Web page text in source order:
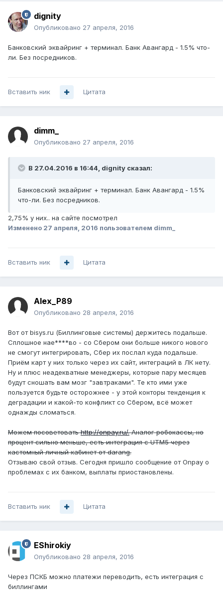
dignity
Опубликовано 27 апреля, 2016
Банковский эквайринг + терминал. Банк Авангард - 1.5% что-
ли. Без посредников.
Вставить ник Цитата
dimm_
Опубликовано 27 апреля, 2016
В 27.04.2016 в 16:44, dignity сказал:
Банковский эквайринг + терминал. Банк Авангард - 1.5%
что-ли. Без посредников.
2,75% у них.. на сайте посмотрел
Изменено 27 апреля, 2016 пользователем dimm_
Вставить ник Цитата
Alex_P89
Опубликовано 28 апреля, 2016
Вот от bisys.ru (Биллинговые системы) держитесь подальше.
Сплошное нае****во - со Сбером они больше никого нового
не смогут интегрировать, Сбер их послал куда подальше.
Приём карт у них только через их сайт, интеграций в ЛК нету.
Ну и плюс неадекватные менеджеры, которые пару месяцев
будут сношать вам мозг "завтраками". Те кто ими уже
пользуется будьте осторожнее - у этой конторы тенденция к
деградации и какой-то конфликт со Сбером, всё может
однажды сломаться.
Можем посоветоватьhttp://onpay.ru/.Аналог робокассы, но
процент сильно меньше, есть интеграция с UTM5 через
кастомный личный кабинет от darang.
Отзываю свой отзыв. Сегодня пришло сообщение от Onpay о
проблемах с их банком, выплаты приостановлены.
Вставить ник Цитата
EShirokiy
Опубликовано 28 апреля, 2016
Через ПСКБ можно платежи переводить, есть интеграция с
биллингами